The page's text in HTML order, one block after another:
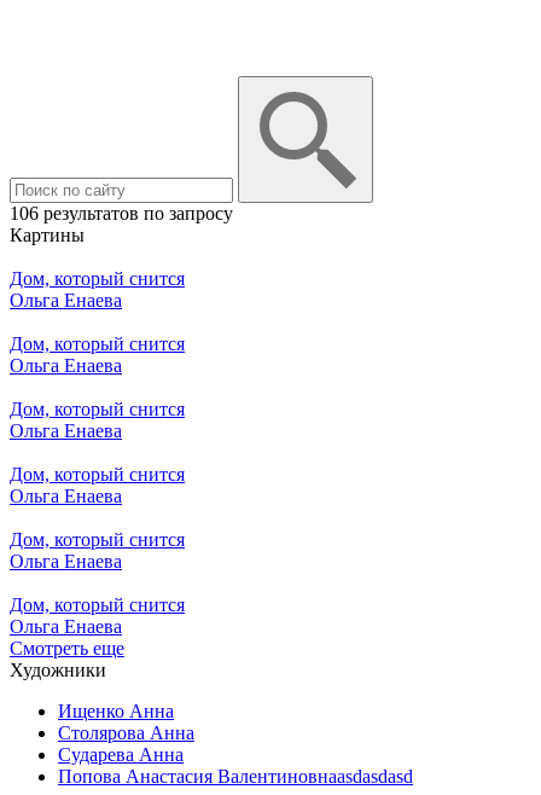
106 результатов по запросу
Картины
Дом, который снится
Ольга Енаева
Дом, который снится
Ольга Енаева
Дом, который снится
Ольга Енаева
Дом, который снится
Ольга Енаева
Дом, который снится
Ольга Енаева
Дом, который снится
Ольга Енаева
Смотреть еще
Художники
Ищенко Анна
Столярова Анна
Сударева Анна
Попова Анастасия Валентиновнаasdasdasd